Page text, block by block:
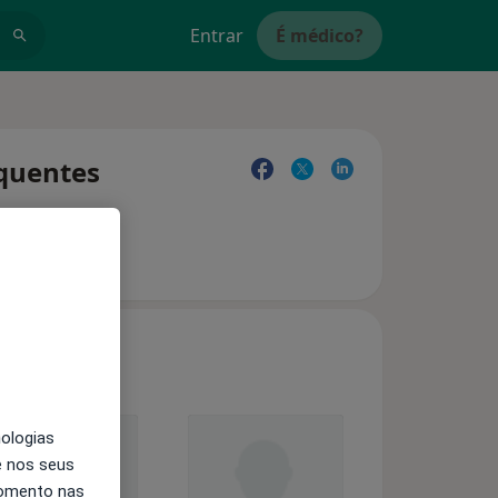
Entrar É médico?
nos seus
nas